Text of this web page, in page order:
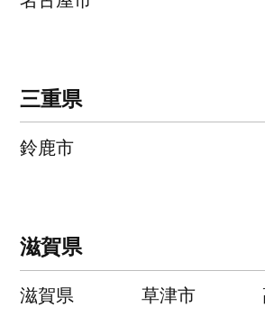
三重県
鈴鹿市
滋賀県
滋賀県 草津市